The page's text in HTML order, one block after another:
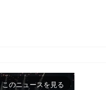
このニュースを見る